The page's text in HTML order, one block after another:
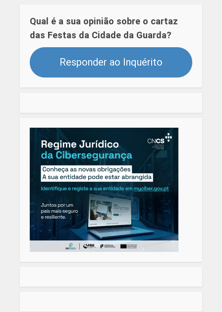
Qual é a sua opinião sobre o cartaz
das Festas da Cidade da Guarda?
Responder ao Inquérito